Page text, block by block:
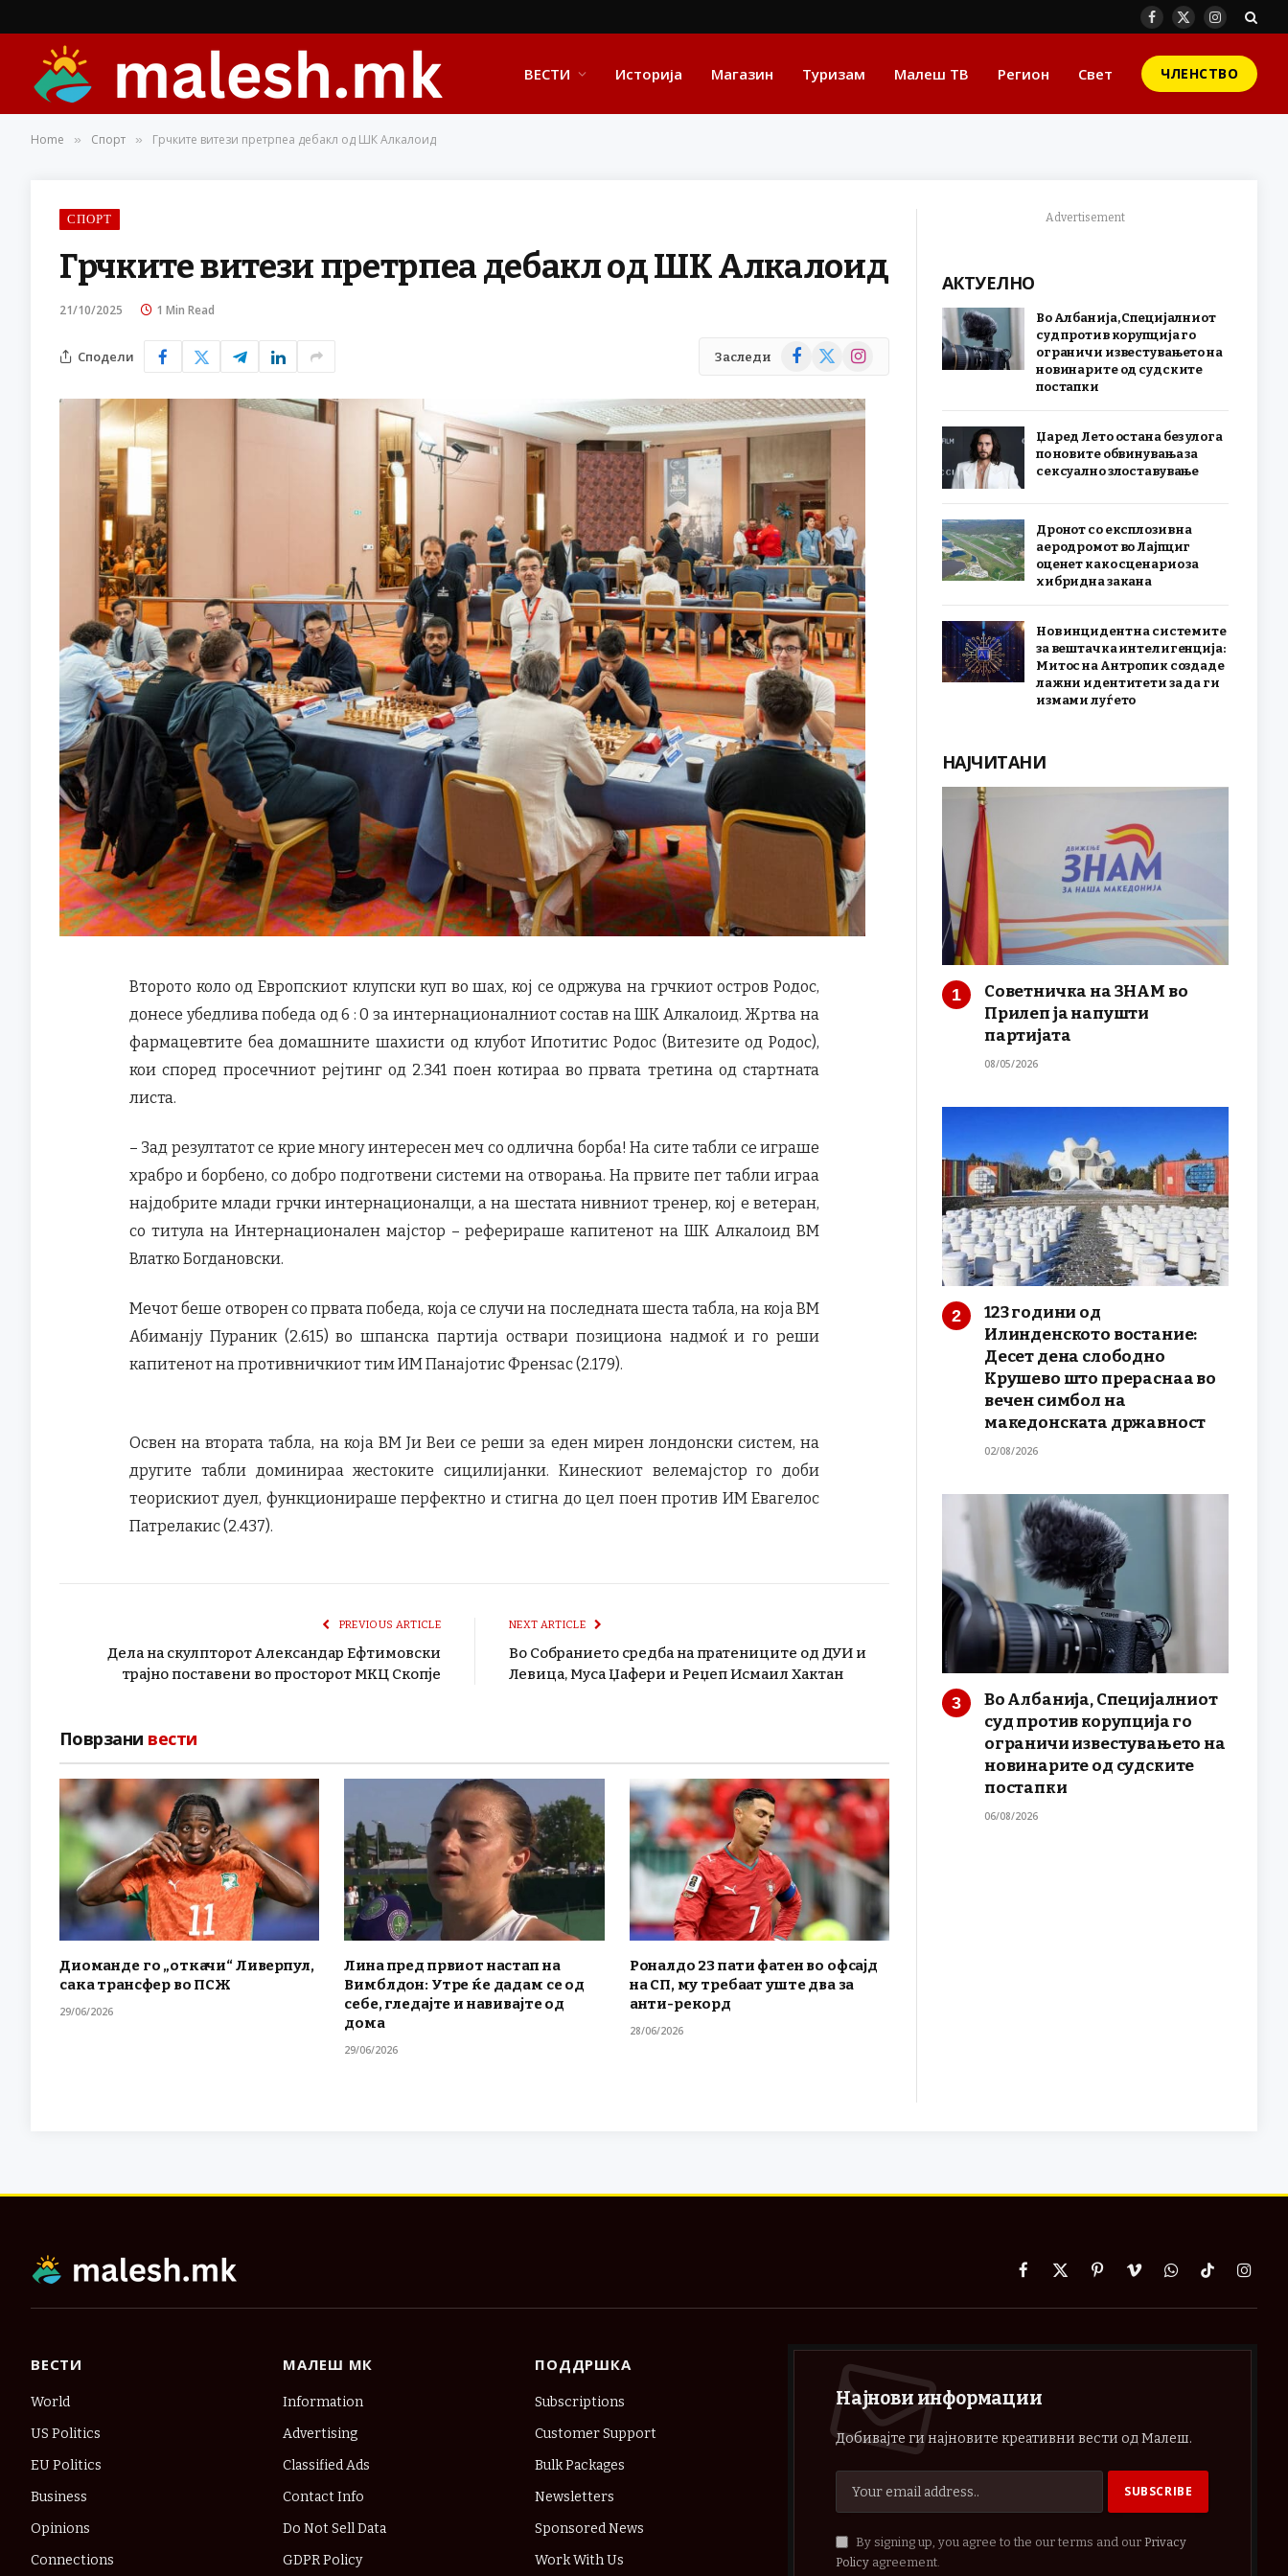
Facebook
X
Instagram
ВЕСТИ Историја Магазин Туризам Малеш ТВ Регион Свет ЧЛЕНСТВО
Home » Спорт » Грчките витези претрпеа дебакл од ШК Алкалоид
СПОРТ
Грчките витези претрпеа дебакл од ШК Алкалоид
21/10/2025 1 Min Read
Сподели Заследи Facebook
X
Instagram
Второто коло од Европскиот клупски куп во шах, кој се одржува на грчкиот остров Родос,
донесе убедлива победа од 6 : 0 за интернационалниот состав на ШК Алкалоид. Жртва на
фармацевтите беа домашните шахисти од клубот Ипотитис Родос (Витезите од Родос),
кои според просечниот рејтинг од 2.341 поен котираа во првата третина од стартната
листа.
– Зад резултатот се крие многу интересен меч со одлична борба! На сите табли се играше
храбро и борбено, со добро подготвени системи на отворања. На првите пет табли играа
најдобрите млади грчки интернационалци, а на шестата нивниот тренер, кој е ветеран,
со титула на Интернационален мајстор – реферираше капитенот на ШК Алкалоид ВМ
Влатко Богдановски.
Мечот беше отворен со првата победа, која се случи на последната шеста табла, на која ВМ
Абиманју Пураник (2.615) во шпанска партија оствари позициона надмоќ и го реши
капитенот на противничкиот тим ИМ Панајотис Френѕас (2.179).
Освен на втората табла, на која ВМ Ји Веи се реши за еден мирен лондонски систем, на
другите табли доминираа жестоките сицилијанки. Кинескиот велемајстор го доби
теорискиот дуел, функционираше перфектно и стигна до цел поен против ИМ Евагелос
Патрелакис (2.437).
PREVIOUS ARTICLE
Дела на скулпторот Александар Ефтимовски
трајно поставени во просторот МКЦ Скопје
NEXT ARTICLE
Во Собранието средба на пратениците од ДУИ и
Левица, Муса Џафери и Реџеп Исмаил Хактан
Поврзани вести
Диоманде го „откачи“ Ливерпул,
сака трансфер во ПСЖ
29/06/2026
Лина пред првиот настап на
Вимблдон: Утре ќе дадам се од
себе, гледајте и навивајте од
дома
29/06/2026
Роналдо 23 пати фатен во офсајд
на СП, му требаат уште два за
анти-рекорд
28/06/2026
Advertisement
АКТУЕЛНО
Во Албанија, Специјалниот
суд против корупција го
ограничи известувањето на
новинарите од судските
постапки
Џаред Лето остана без улога
по новите обвинувања за
сексуално злоставување
Дронот со експлозив на
аеродромот во Лајпциг
оценет како сценарио за
хибридна закана
Нов инцидент на системите
за вештачка интелигенција:
Митос на Антропик создаде
лажни идентитети за да ги
измами луѓето
НАЈЧИТАНИ
Советничка на ЗНАМ во
Прилеп ја напушти
партијата
08/05/2026
123 години од
Илинденското востание:
Десет дена слободно
Крушево што прераснаа во
вечен симбол на
македонската државност
02/08/2026
Во Албанија, Специјалниот
суд против корупција го
ограничи известувањето на
новинарите од судските
постапки
06/08/2026
Facebook
X
PinterestVimeoWhatsApp
TikTok
ВЕСТИ
World
US Politics
EU Politics
Business
Opinions
Connections
МАЛЕШ МК
Information
Advertising
Classified Ads
Contact Info
Do Not Sell Data
GDPR Policy
ПОДДРШКА
Subscriptions
Customer Support
Bulk Packages
Newsletters
Sponsored News
Work With Us
Најнови информации
Добивајте ги најновите креативни вести од Малеш.
By signing up, you agree to the our terms and our Privacy
Policy agreement.